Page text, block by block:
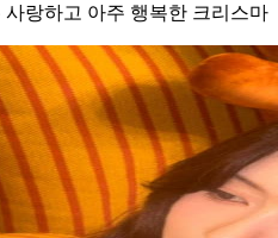
랑하고 아주 행복한 크리스마